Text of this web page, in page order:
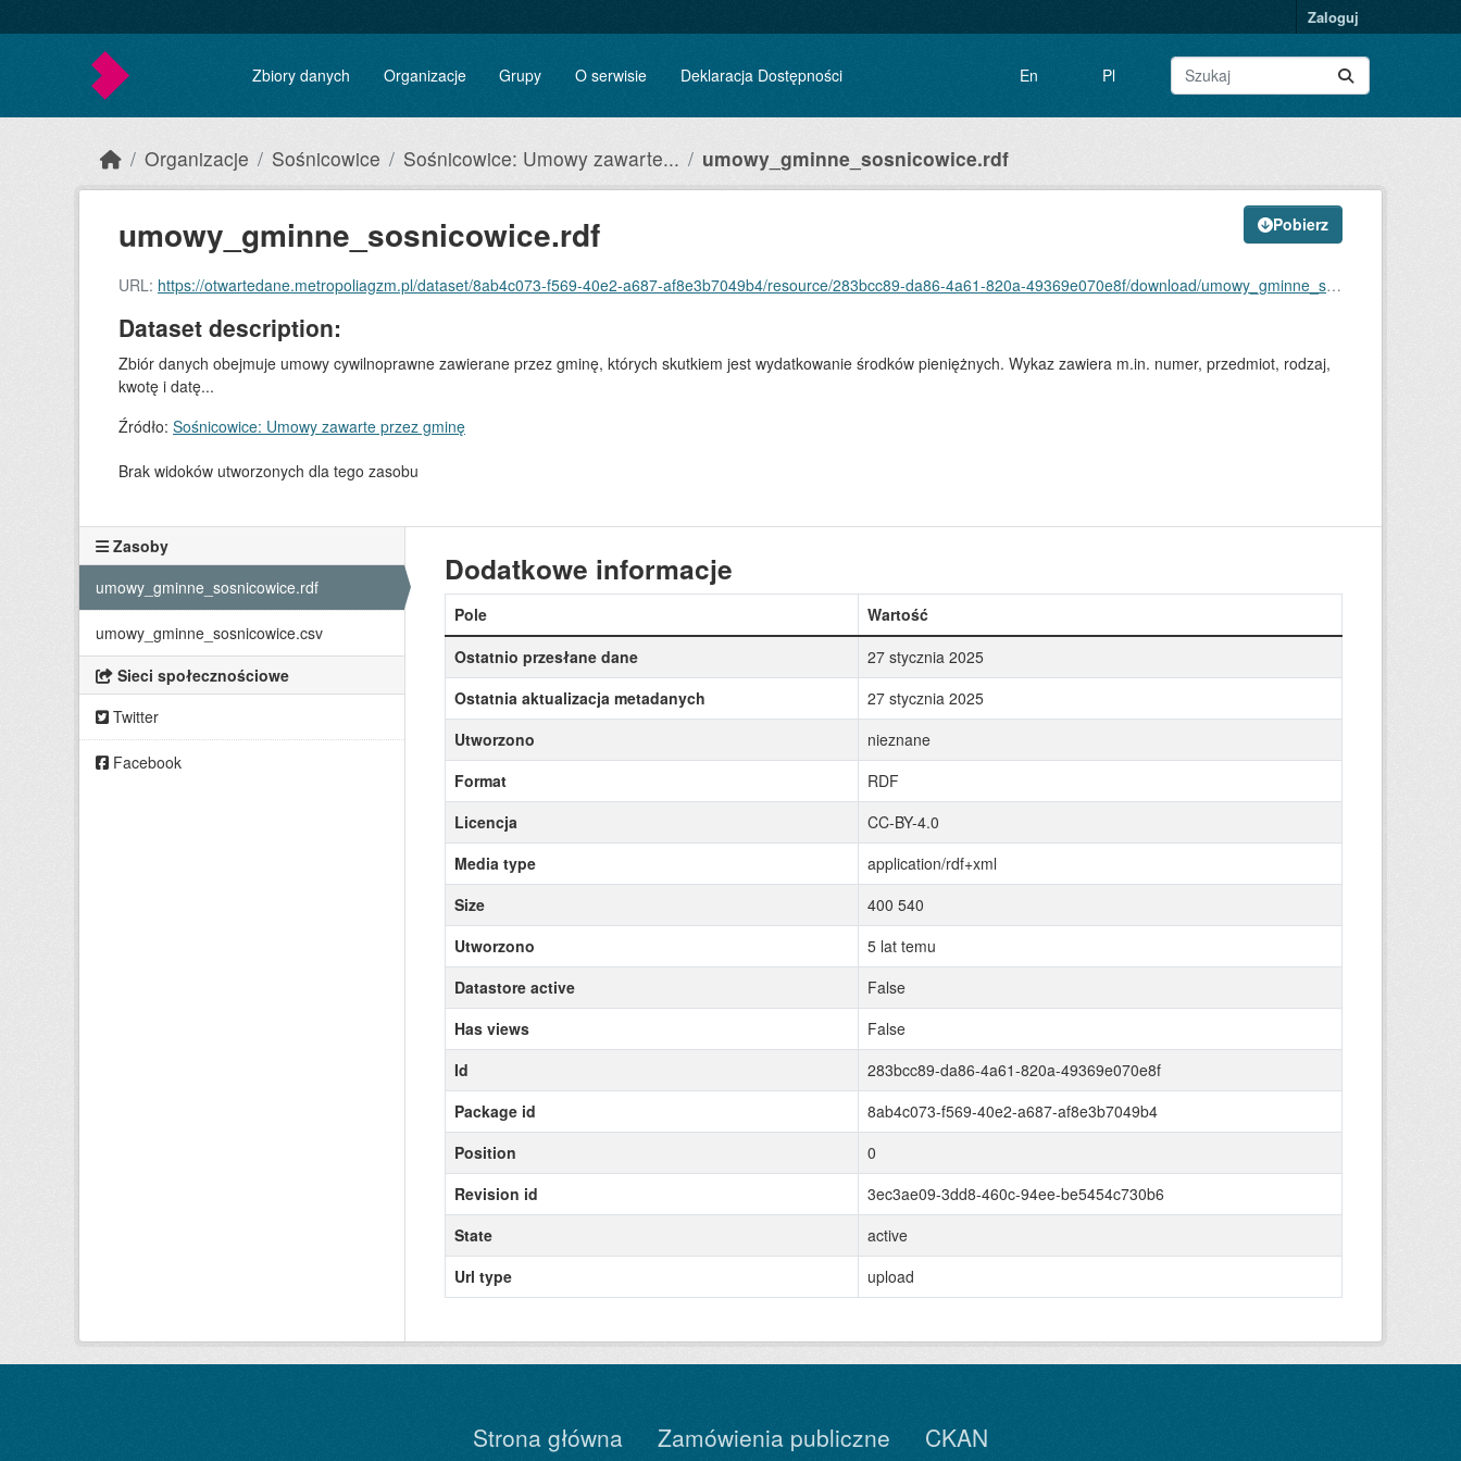
Zaloguj
Zbiory danych Organizacje Grupy O serwisie Deklaracja Dostępności En Pl
Organizacje Sośnicowice Sośnicowice: Umowy zawarte... umowy_gminne_sosnicowice.rdf
Pobierz
umowy_gminne_sosnicowice.rdf
URL: https://otwartedane.metropoliagzm.pl/dataset/8ab4c073-f569-40e2-a687-af8e3b7049b4/resource/283bcc89-da86-4a61-820a-49369e070e8f/download/umowy_gminne_sosnicowice.rdf
Dataset description:
Zbiór danych obejmuje umowy cywilnoprawne zawierane przez gminę, których skutkiem jest wydatkowanie środków pieniężnych. Wykaz zawiera m.in. numer, przedmiot, rodzaj,
kwotę i datę...
Źródło: Sośnicowice: Umowy zawarte przez gminę
Brak widoków utworzonych dla tego zasobu
Zasoby
umowy_gminne_sosnicowice.rdf
umowy_gminne_sosnicowice.csv
Sieci społecznościowe
Twitter
Facebook
Dodatkowe informacje
Pole
Wartość
Ostatnio przesłane dane
27 stycznia 2025
Ostatnia aktualizacja metadanych
27 stycznia 2025
Utworzono
nieznane
Format
RDF
Licencja
CC-BY-4.0
Media type
application/rdf+xml
Size
400 540
Utworzono
5 lat temu
Datastore active
False
Has views
False
Id
283bcc89-da86-4a61-820a-49369e070e8f
Package id
8ab4c073-f569-40e2-a687-af8e3b7049b4
Position
0
Revision id
3ec3ae09-3dd8-460c-94ee-be5454c730b6
State
active
Url type
upload
Strona główna Zamówienia publiczne CKAN